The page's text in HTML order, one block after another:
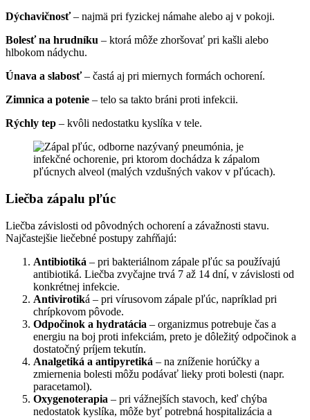
Dýchavičnosť– najmä pri fyzickej námahe alebo aj v pokoji.
Bolesť na hrudníku – ktorá môže zhoršovať pri kašli alebo
hlbokom nádychu.
Únava a slabosť– častá aj pri miernych formách ochorení.
Zimnica a potenie – telo sa takto bráni proti infekcii.
Rýchly tep – kvôli nedostatku kyslíka v tele.
Liečba zápalu pľúc
Liečba závislosti od pôvodných ochorení a závažnosti stavu.
Najčastejšie liečebné postupy zahŕňajú:
Antibiotiká – pri bakteriálnom zápale pľúc sa používajú
antibiotiká. Liečba zvyčajne trvá 7 až 14 dní, v závislosti od
konkrétnej infekcie.
Antivirotiká – pri vírusovom zápale pľúc, napríklad pri
chrípkovom pôvode.
Odpočinok a hydratácia – organizmus potrebuje čas a
energiu na boj proti infekciám, preto je dôležitý odpočinok a
dostatočný príjem tekutín.
Analgetiká a antipyretiká – na zníženie horúčky a
zmiernenia bolesti môžu podávať lieky proti bolesti (napr.
paracetamol).
Oxygenoterapia – pri vážnejších stavoch, keď chýba
nedostatok kyslíka, môže byť potrebná hospitalizácia a